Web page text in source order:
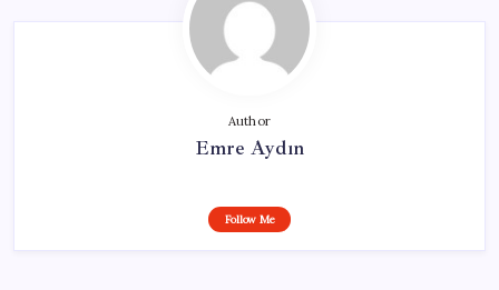
Author
Emre Aydın
Follow Me